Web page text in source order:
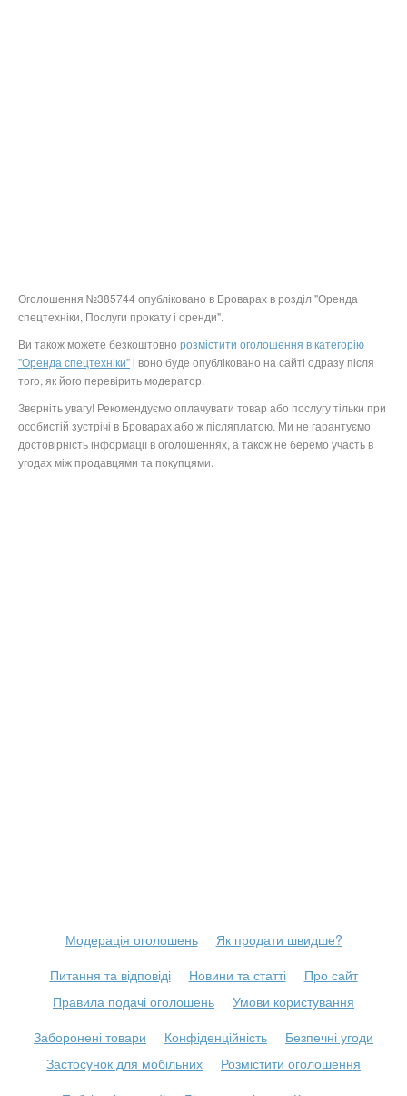
Оголошення №385744 опубліковано в Броварах в розділ "Оренда
спецтехніки, Послуги прокату і оренди".
Ви також можете безкоштовно розмістити оголошення в категорію
"Оренда спецтехніки"і воно буде опубліковано на сайті одразу після
того, як його перевірить модератор.
Зверніть увагу! Рекомендуємо оплачувати товар або послугу тільки при
особистій зустрічі в Броварах або ж післяплатою. Ми не гарантуємо
достовірність інформації в оголошеннях, а також не беремо участь в
угодах між продавцями та покупцями.
Модерація оголошень
Як продати швидше?
Питання та відповіді
Новини та статті
Про сайт
Правила подачі оголошень
Умови користування
Заборонені товари
Конфіденційність
Безпечні угоди
Застосунок для мобільних
Розмістити оголошення